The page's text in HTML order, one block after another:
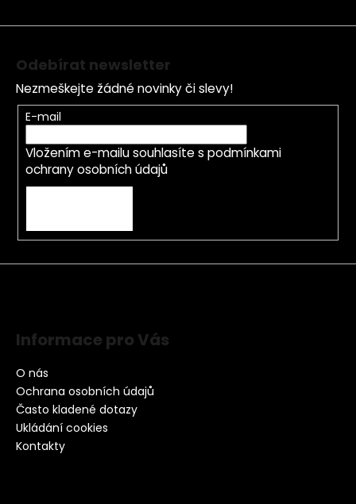
Odebírat newsletter
Nezmeškejte žádné novinky či slevy!
E-mail
Vložením e-mailu souhlasíte s podmínkami
ochrany osobních údajů
Informace pro Vás
O nás
Ochrana osobních údajů
Často kladené dotazy
Ukládání cookies
Kontakty